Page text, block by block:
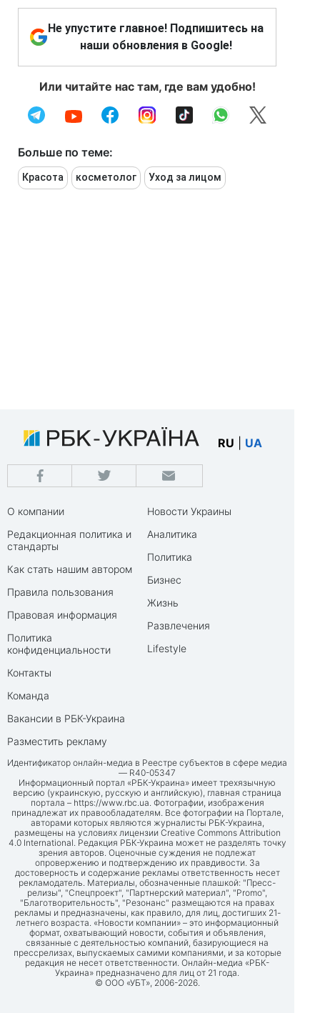
Не упустите главное! Подпишитесь на
наши обновления в Google!
Или читайте нас там, где вам удобно!
Больше по теме:
Красота косметолог Уход за лицом
RU UA
О компании
Редакционная политика и
стандарты
Как стать нашим автором
Правила пользования
Правовая информация
Политика
конфиденциальности
Контакты
Команда
Вакансии в РБК-Украина
Разместить рекламу
Новости Украины
Аналитика
Политика
Бизнес
Жизнь
Развлечения
Lifestyle
Идентификатор онлайн-медиа в Реестре субъектов в сфере медиа
— R40-05347
Информационный портал «РБК-Украина» имеет трехязычную
версию (украинскую, русскую и английскую), главная страница
портала – https://www.rbc.ua. Фотографии, изображения
принадлежат их правообладателям. Все фотографии на Портале,
авторами которых являются журналисты РБК-Украина,
размещены на условиях лицензии Creative Commons Attribution
4.0 International. Редакция РБК-Украина может не разделять точку
зрения авторов. Оценочные суждения не подлежат
опровержению и подтверждению их правдивости. За
достоверность и содержание рекламы ответственность несет
рекламодатель. Материалы, обозначенные плашкой: "Пресс-
релизы", "Спецпроект", "Партнерский материал", "Promo",
"Благотворительность", "Резонанс" размещаются на правах
рекламы и предназначены, как правило, для лиц, достигших 21-
летнего возраста. «Новости компании» – это информационный
формат, охватывающий новости, события и объявления,
связанные с деятельностью компаний, базирующиеся на
прессрелизах, выпускаемых самими компаниями, и за которые
редакция не несет ответственности. Онлайн-медиа «РБК-
Украина» предназначено для лиц от 21 года.
© ООО «УБТ», 2006-2026.